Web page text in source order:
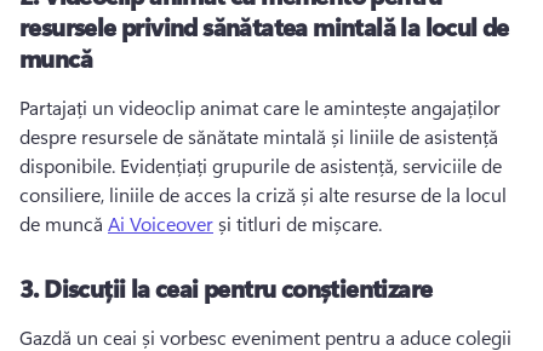
resursele privind sănătatea mintală la locul de
muncă
Partajați un videoclip animat care le amintește angajaților
despre resursele de sănătate mintală și liniile de asistență
disponibile. Evidențiați grupurile de asistență, serviciile de
consiliere, liniile de acces la criză și alte resurse de la locul
de muncă Ai Voiceover și titluri de mișcare.
3.Discuții la ceai pentru conștientizare
Gazdă un ceai și vorbesc eveniment pentru a aduce colegii